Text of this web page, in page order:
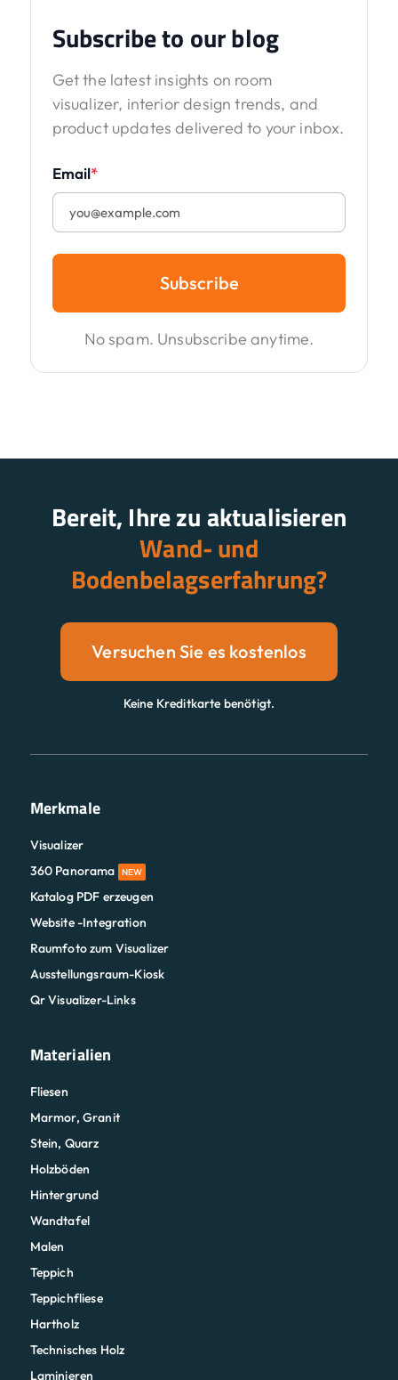
Subscribe to our blog
Get the latest insights on room
visualizer, interior design trends, and
product updates delivered to your inbox.
Email*
Subscribe
No spam. Unsubscribe anytime.
Bereit, Ihre zu aktualisieren
Wand- und
Bodenbelagserfahrung?
Versuchen Sie es kostenlos
Keine Kreditkarte benötigt.
Merkmale
Visualizer
360 Panorama
NEW
Katalog PDF erzeugen
Website -Integration
Raumfoto zum Visualizer
Ausstellungsraum-Kiosk
Qr Visualizer-Links
Materialien
Fliesen
Marmor, Granit
Stein, Quarz
Holzböden
Hintergrund
Wandtafel
Malen
Teppich
Teppichfliese
Hartholz
Technisches Holz
Laminieren